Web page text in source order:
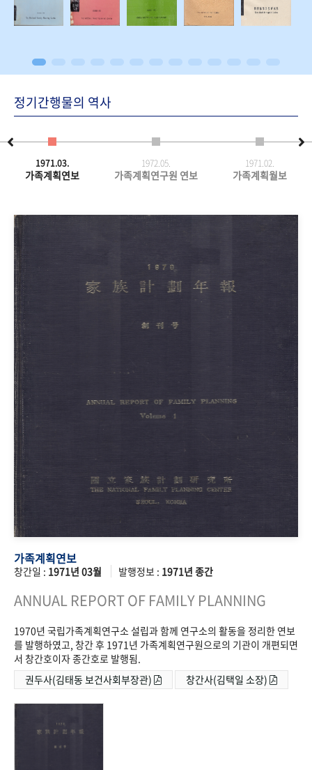
정기간행물의 역사
1971.03.
가족계획연보
1972.05.
가족계획연구원 연보
1971.02.
가족계획월보
가족계획연보
창간일 : 1971년 03월 발행정보 : 1971년 종간
ANNUAL REPORT OF FAMILY PLANNING
1970년 국립가족계획연구소 설립과 함께 연구소의 활동을 정리한 연보
를 발행하였고, 창간 후 1971년 가족계획연구원으로의 기관이 개편되면
서 창간호이자 종간호로 발행됨.
권두사(김태동 보건사회부장관)
창간사(김택일 소장)